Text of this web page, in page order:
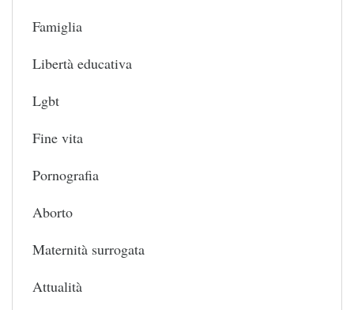
Famiglia
Libertà educativa
Lgbt
Fine vita
Pornografia
Aborto
Maternità surrogata
Attualità